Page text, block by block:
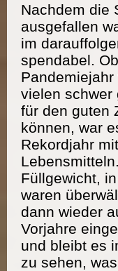
Nachdem die
ausgefallen
im
spendabel.
vielen schwer
für den guten
können, war
Rekordjahr
Füllgewicht,
waren
dann wieder
Vorjahre
und bleibt es
zu sehen,